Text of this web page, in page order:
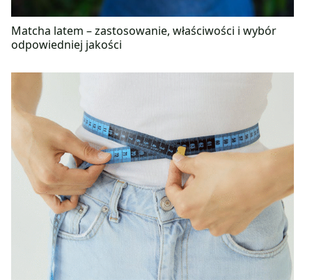
Matcha latem – zastosowanie, właściwości i wybór
odpowiedniej jakości